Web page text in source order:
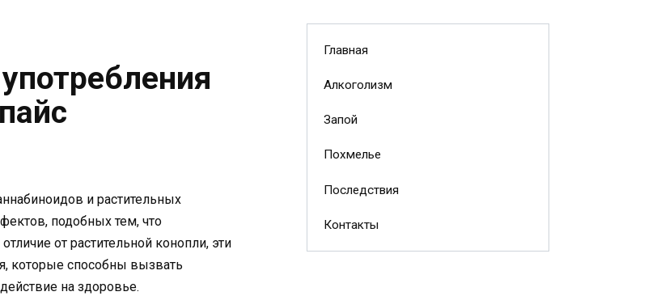
и растительных
подобных тем, что
от растительной конопли, эти
которые способны вызвать
на здоровье.
Главная
Алкоголизм
Запой
Похмелье
Последствия
Контакты